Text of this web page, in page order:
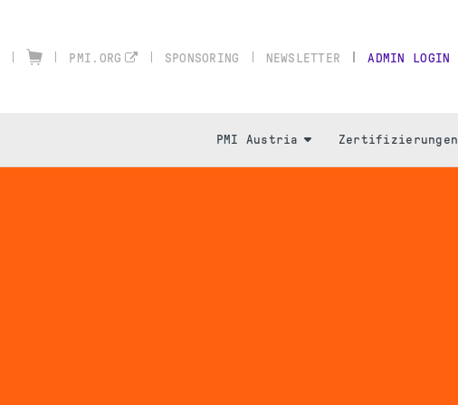
PMI.ORG SPONSORING NEWSLETTER ADMIN LOGIN
PMI Austria Zertifizierungen